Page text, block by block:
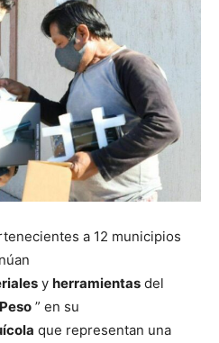
a 12 municipios
y herramientas del
” en su
que representan una